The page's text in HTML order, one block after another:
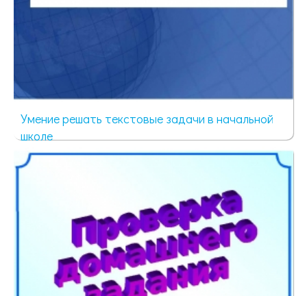
Умение решать текстовые задачи в начальной
школе
111 просмотров